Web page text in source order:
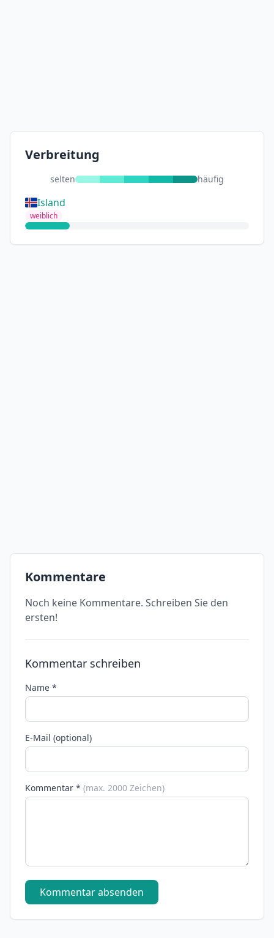
Verbreitung
selten häufig
Island
weiblich
Kommentare
Noch keine Kommentare. Schreiben Sie den
ersten!
Kommentar schreiben
Name *
E-Mail (optional)
Kommentar * (max. 2000 Zeichen)
Kommentar absenden